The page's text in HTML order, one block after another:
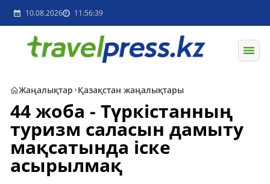
10.08.2026 11:56:39
Жаңалықтар Қазақстан жаңалықтары
44 жоба - Түркістанның
туризм саласын дамыту
мақсатында іске
асырылмақ